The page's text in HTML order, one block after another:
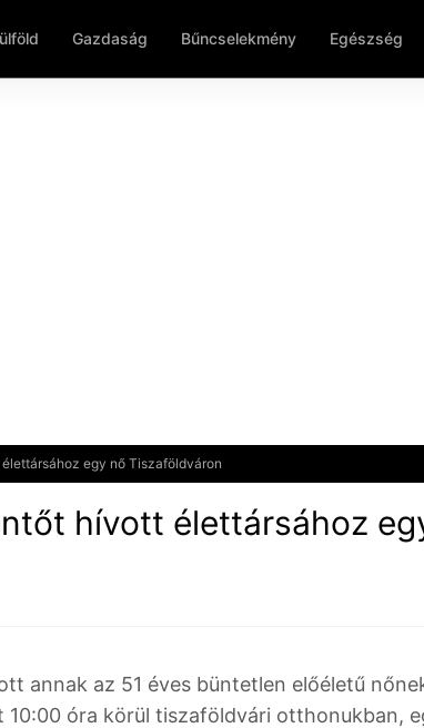
Gazdaság Bűncselekmény Egészség
egy nő Tiszaföldváron
hívott élettársához
annak az 51 éves büntetlen előéletű
óra körül tiszaföldvári otthonukban,